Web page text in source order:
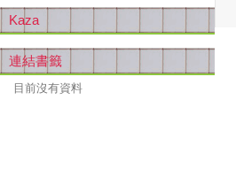
Kaza
連結書籤
目前沒有資料